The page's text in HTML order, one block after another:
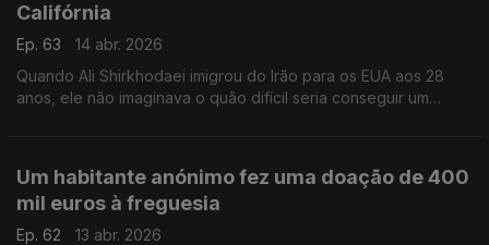
Califórnia
Ep. 63
14 abr. 2026
Quando Ali Shirkhodaei imigrou do Irão para os EUA aos 28
anos, ele não imaginava o quão difícil seria conseguir um
Um habitante anónimo fez uma doação de 400
mil euros à freguesia
Ep. 62
13 abr. 2026